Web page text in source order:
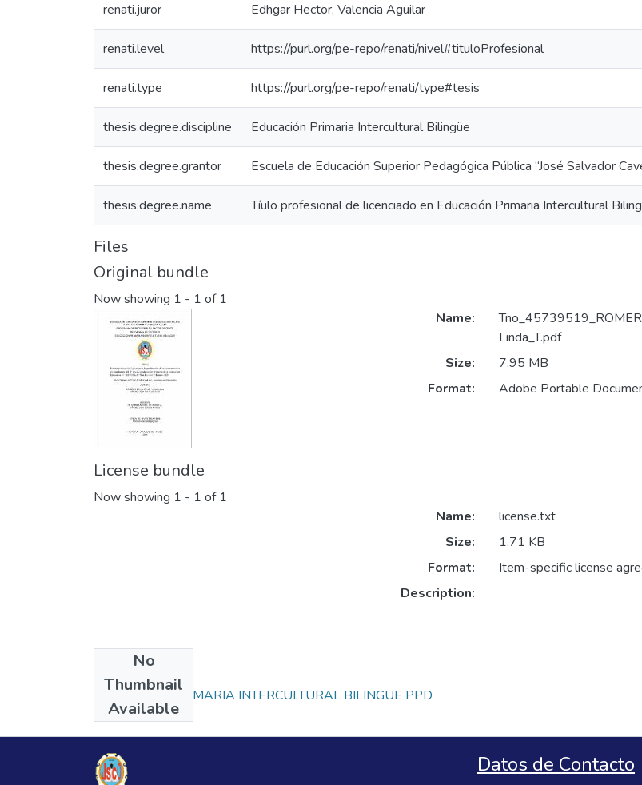
renati.juror Edhgar Hector, Valencia Aguilar
renati.level https://purl.org/pe-repo/renati/nivel#tituloProfesional
renati.type https://purl.org/pe-repo/renati/type#tesis
thesis.degree.discipline Educación Primaria Intercultural Bilingüe
thesis.degree.grantor Escuela de Educación Superior Pedagógica Pública “José Salvador
thesis.degree.name Tíulo profesional de licenciado en Educación Primaria Intercultural
Files
Original bundle
Now showing 1 - 1 of 1
Name:
Linda_T.pdf
Size:
7.95 MB
Format:
Adobe Portable
License bundle
Now showing 1 - 1 of 1
No
Thumbnail
Available
Name:
license.txt
Size:
1.71 KB
Format:
Item-specific license
Description:
Collections
EDUCACIÓN PRIMARIA INTERCULTURAL BILINGUE PPD
Datos de Contacto